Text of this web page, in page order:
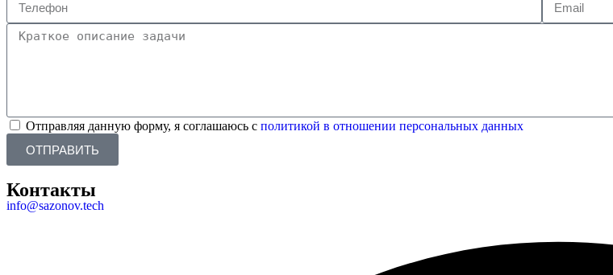
Отправляя данную форму, я соглашаюсь с политикой в отношении персональных данных
ОТПРАВИТЬ
Контакты
info@sazonov.tech